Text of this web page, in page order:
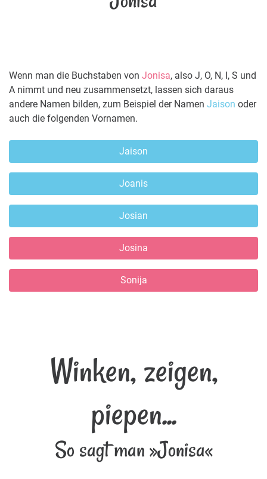
Wenn man die Buchstaben von Jonisa, also J, O, N, I, S und
A nimmt und neu zusammensetzt, lassen sich daraus
andere Namen bilden, zum Beispiel der Namen Jaison oder
auch die folgenden Vornamen.
Jaison
Joanis
Josian
Josina
Sonija
Winken, zeigen,
piepen...
So sagt man »Jonisa«